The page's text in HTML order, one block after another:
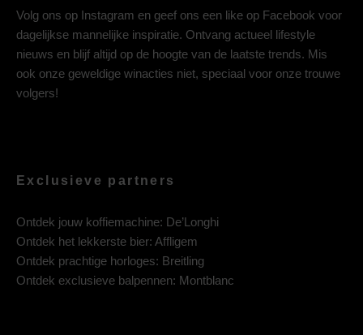
Volg ons op Instagram en geef ons een like op Facebook voor
dagelijkse mannelijke inspiratie. Ontvang actueel lifestyle
nieuws en blijf altijd op de hoogte van de laatste trends. Mis
ook onze geweldige winacties niet, speciaal voor onze trouwe
volgers!
Exclusieve partners
Ontdek jouw koffiemachine: De’Longhi
Ontdek het lekkerste bier: Affligem
Ontdek prachtige horloges: Breitling
Ontdek exclusieve balpennen: Montblanc